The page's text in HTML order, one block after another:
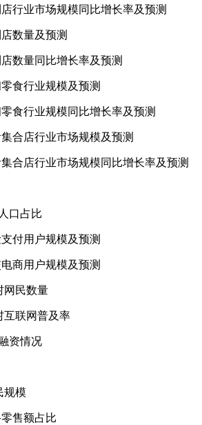
行业市场规模同比增长率及预测
数量及预测
数量同比增长率及预测
食行业规模及预测
食行业规模同比增长率及预测
合店行业市场规模及预测
合店行业市场规模同比增长率及预测
口占比
付用户规模及预测
商用户规模及预测
网民数量
互联网普及率
资情况
规模
售额占比